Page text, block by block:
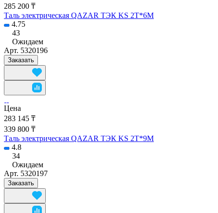
285 200 ₸
Таль электрическая QAZAR ТЭК KS 2T*6M
4.75
43
Ожидаем
Арт. 5320196
Заказать
Цена
283 145 ₸
339 800 ₸
Таль электрическая QAZAR ТЭК KS 2T*9M
4.8
34
Ожидаем
Арт. 5320197
Заказать